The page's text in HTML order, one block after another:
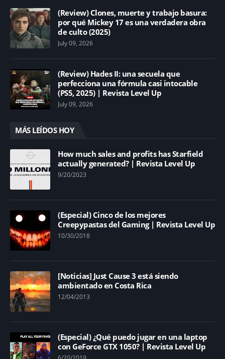
(Review) Clones, muerte y trabajo basura:
por qué Mickey 17 es una verdadera obra
de culto (2025)
July 09, 2026
(Review) Hades II: una secuela que
perfecciona una fórmula casi intocable
(PS5, 2025) | Revista Level Up
July 09, 2026
MÁS LEÍDOS HOY
How much sales and profits has Starfield
actually generated? | Revista Level Up
9/20/2023
(Especial) Cinco de los mejores
Creepypastas del Gaming | Revista Level Up
10/30/2018
[Noticias] Just Cause 3 está siendo
ambientado en Costa Rica
12/04/2013
(Especial) ¿Qué puedo jugar en una laptop
con GeForce GTX 1050? | Revista Level Up